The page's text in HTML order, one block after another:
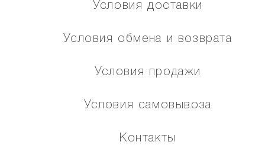
Условия доставки
Условия обмена и возврата
Условия продажи
Условия самовывоза
Контакты